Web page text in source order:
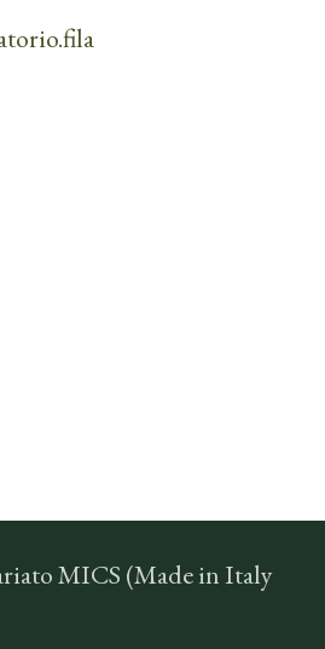
MICS (Made in Italy